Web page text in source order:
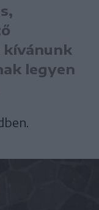
kívánunk
legyen